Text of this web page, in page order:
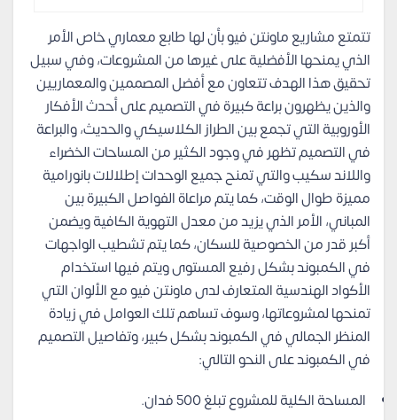
تتمتع مشاريع ماونتن فيو بأن لها طابع معماري خاص الأمر
الذي يمنحها الأفضلية على غيرها من المشروعات، وفي سبيل
تحقيق هذا الهدف تتعاون مع أفضل المصممين والمعماريين
والذين يظهرون براعة كبيرة في التصميم على أحدث الأفكار
الأوروبية التي تجمع بين الطراز الكلاسيكي والحديث، والبراعة
في التصميم تظهر في وجود الكثير من المساحات الخضراء
واللاند سكيب والتي تمنح جميع الوحدات إطلالات بانورامية
مميزة طوال الوقت، كما يتم مراعاة الفواصل الكبيرة بين
المباني، الأمر الذي يزيد من معدل التهوية الكافية ويضمن
أكبر قدر من الخصوصية للسكان، كما يتم تشطيب الواجهات
في الكمبوند بشكل رفيع المستوى ويتم فيها استخدام
الأكواد الهندسية المتعارف لدى ماونتن فيو مع الألوان التي
تمنحها لمشروعاتها، وسوف تساهم تلك العوامل في زيادة
المنظر الجمالي في الكمبوند بشكل كبير، وتفاصيل التصميم
في الكمبوند على النحو التالي:
المساحة الكلية للمشروع تبلغ 500 فدان.